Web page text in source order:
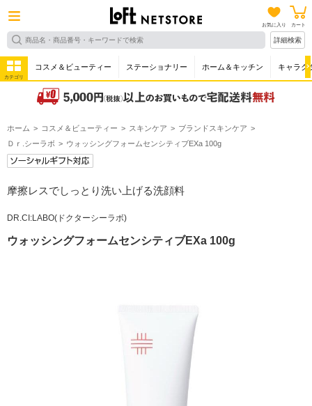
お気に入り カート
詳細検索
カテゴリ
コスメ＆ビューティー ステーショナリー ホーム＆キッチン キャラク
ホーム コスメ＆ビューティー スキンケア
ブランドスキンケア
Ｄｒ.シーラボ
ウォッシングフォームセンシティブEXa 100g
摩擦レスでしっとり洗い上げる洗顔料
DR.CI:LABO(ドクターシーラボ)
ウォッシングフォームセンシティブEXa 100g